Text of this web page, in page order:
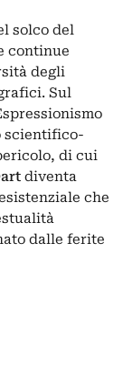
solco del
continue
degli
Sul
scientifico-
di cui
diventa
che
dalle ferite